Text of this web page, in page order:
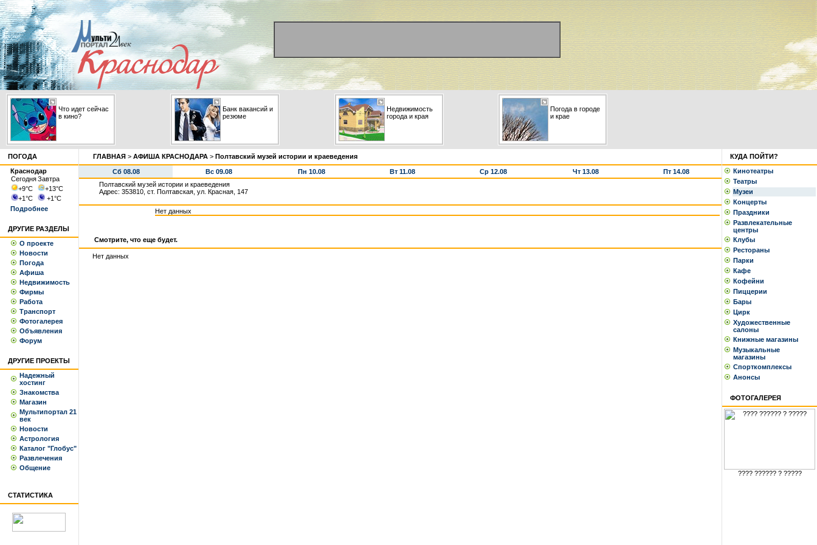
Что идет сейчас
в кино?
Банк вакансий и
резюме
Недвижимость
города и края
Погода в городе
и крае
ПОГОДА
Краснодар
СегодняЗавтра
+9°С +13°С
+1°С +1°С
Подробнее
ДРУГИЕ РАЗДЕЛЫ
О проекте
Новости
Погода
Афиша
Недвижимость
Фирмы
Работа
Транспорт
Фотогалерея
Объявления
Форум
ДРУГИЕ ПРОЕКТЫ
Надежный
хостинг
Знакомства
Магазин
Мультипортал 21
век
Новости
Астрология
Каталог "Глобус"
Развлечения
Общение
СТАТИСТИКА
ГЛАВНАЯ > АФИША КРАСНОДАРА > Полтавский музей истории и краеведения
Сб 08.08 Вс 09.08 Пн 10.08 Вт 11.08 Ср 12.08 Чт 13.08
Пт 14.08
Полтавский музей истории и краеведения
Адрес: 353810, ст. Полтавская, ул. Красная, 147
Нет данных
Смотрите, что еще будет.
Нет данных
КУДА ПОЙТИ?
Кинотеатры
Театры
Музеи
Концерты
Праздники
Развлекательные
центры
Клубы
Рестораны
Парки
Кафе
Кофейни
Пиццерии
Бары
Цирк
Художественные
салоны
Книжные магазины
Музыкальные
магазины
Спорткомплексы
Анонсы
ФОТОГАЛЕРЕЯ
???? ?????? ? ?????